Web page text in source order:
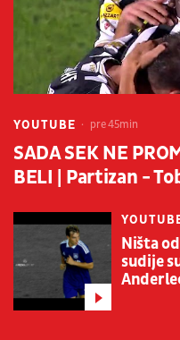
YOUTUBE pre 45min
SADA SEK NE
BELI | Partizan -
Ništa
sudije